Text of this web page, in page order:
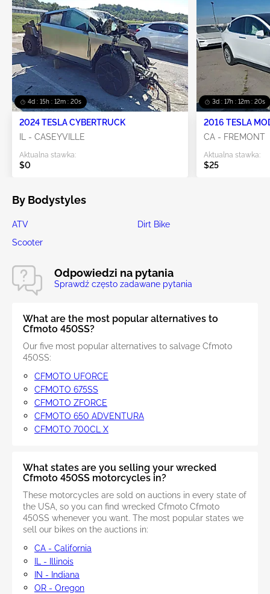
4d : 15h : 12m : 18s
2024 TESLA CYBERTRUCK
IL - CASEYVILLE
Aktualna stawka:
$0
3d : 17h : 12m : 18s
2016 TESLA
CA - FREMONT
Aktualna stawka:
$25
By Bodystyles
ATV
Dirt Bike
Scooter
Odpowiedzi na pytania
Sprawdź często zadawane pytania
What are the most popular alternatives to
Cfmoto 450SS?
Our five most popular alternatives to salvage Cfmoto
450SS:
CFMOTO UFORCE
CFMOTO 675SS
CFMOTO ZFORCE
CFMOTO 650 ADVENTURA
CFMOTO 700CL X
What states are you selling your wrecked
Cfmoto 450SS motorcycles in?
These motorcycles are sold on auctions in every state of
the USA, so you can find wrecked Cfmoto Cfmoto
450SS whenever you want. The most popular states we
sell our bikes on the auctions in:
CA - California
IL - Illinois
IN - Indiana
OR - Oregon